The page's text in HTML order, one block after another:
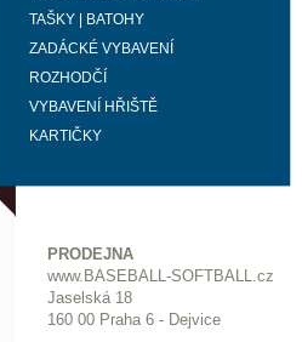
TAŠKY | BATOHY
ZADÁCKÉ VYBAVENÍ
ROZHODČÍ
VYBAVENÍ HŘIŠTĚ
KARTIČKY
PRODEJNA
www.BASEBALL-SOFTBALL.cz
Jaselská 18
160 00 Praha 6 - Dejvice